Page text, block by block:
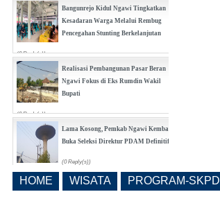
Bangunrejo Kidul Ngawi Tingkatkan
Kesadaran Warga Melalui Rembug
Pencegahan Stunting Berkelanjutan
(0 Reply(s))
Realisasi Pembangunan Pasar Beran
Ngawi Fokus di Eks Rumdin Wakil
Bupati
(0 Reply(s))
Lama Kosong, Pemkab Ngawi Kembali
Buka Seleksi Direktur PDAM Definitif
(0 Reply(s))
HOME WISATA PROGRAM-SKPD